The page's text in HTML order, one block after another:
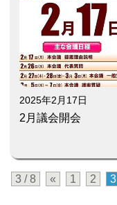
2025年2月17日
2月議会開会
3 / 8 « 1 2 3